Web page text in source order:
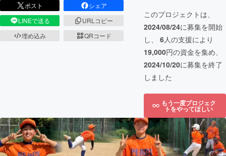
ポスト
シェア
LINEで送る
URLコピー
埋め込み
QRコード
このプロジェクトは、
2024/08/24に募集を開始
し、 6人の支援により
19,000円の資金を集め、
2024/10/20に募集を終了
しました
もう一度プロジェク
トをやってほしい